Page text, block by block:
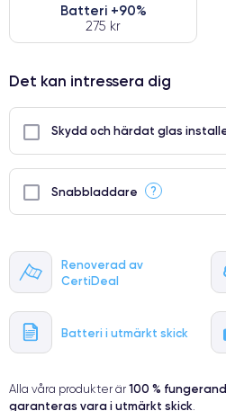
Renoverad av
CertiDeal
Batteri i utmärkt skick
Batteri +90%
275 kr
Det kan intressera dig
Skydd och härdat glas
Snabbladdare ?
Alla våra produkter är 100 %
garanteras vara i utmärkt skick.